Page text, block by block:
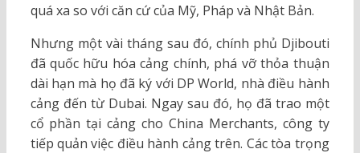
quá xa so với căn cứ của Mỹ, Pháp và Nhật Bản.
Nhưng một vài tháng sau đó, chính phủ Djibouti
đã quốc hữu hóa cảng chính, phá vỡ thỏa thuận
dài hạn mà họ đã ký với DP World, nhà điều hành
cảng đến từ Dubai. Ngay sau đó, họ đã trao một
cổ phần tại cảng cho China Merchants, công ty
tiếp quản việc điều hành cảng trên. Các tòa trọng